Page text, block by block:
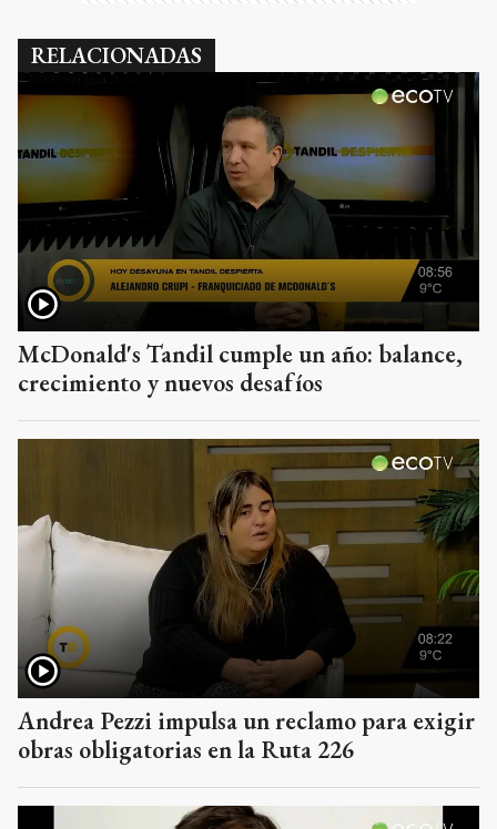
RELACIONADAS
McDonald's Tandil cumple un año: balance,
crecimiento y nuevos desafíos
Andrea Pezzi impulsa un reclamo para exigir
obras obligatorias en la Ruta 226